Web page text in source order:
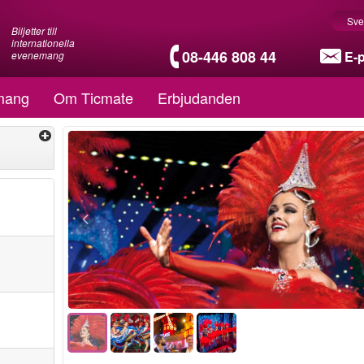
Biljetter till
internationella
evenemang
08-446 808 44 E-
Om Ticmate Erbjudanden